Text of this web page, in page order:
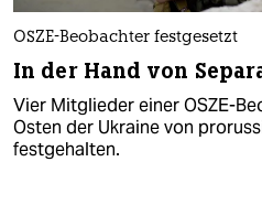
OSZE-Beobachter festgesetzt
In der Hand von
Vier Mitglieder einer OSZE-
Osten der Ukraine von
festgehalten.